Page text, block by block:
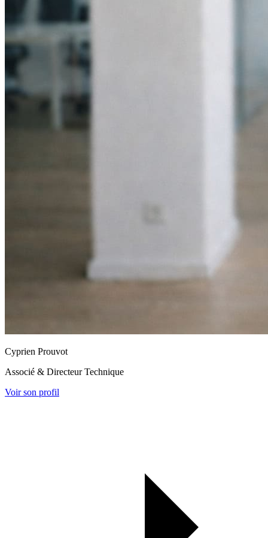
Cyprien Prouvot
Associé & Directeur Technique
Voir son profil